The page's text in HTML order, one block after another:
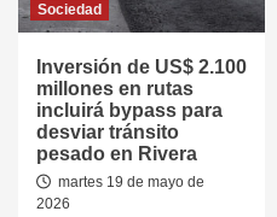
Sociedad
Inversión de US$ 2.100
millones en rutas
incluirá bypass para
desviar tránsito
pesado en Rivera
martes 19 de mayo de
2026